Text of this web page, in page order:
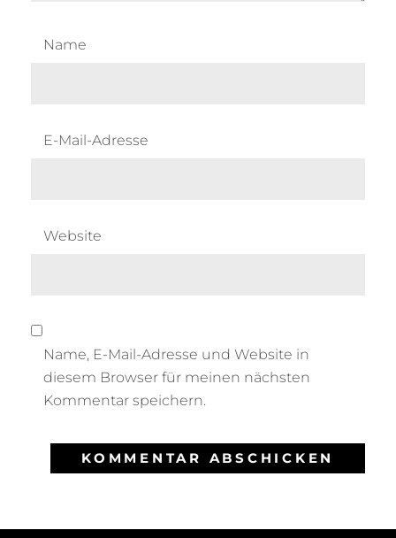
Name
E-Mail-Adresse
Website
Name, E-Mail-Adresse und Website in
diesem Browser für meinen nächsten
Kommentar speichern.